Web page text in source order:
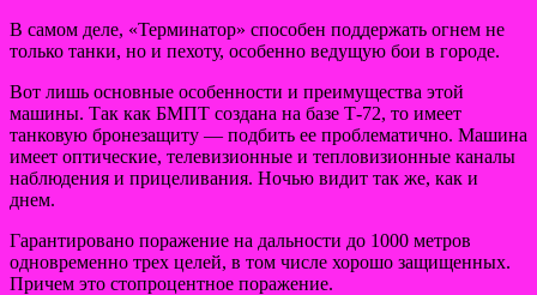
В самом деле, «Терминатор» способен поддержать огнем не
только танки, но и пехоту, особенно ведущую бои в городе.
Вот лишь основные особенности и преимущества этой
машины. Так как БМПТ создана на базе Т-72, то имеет
танковую бронезащиту — подбить ее проблематично. Машина
имеет оптические, телевизионные и тепловизионные каналы
наблюдения и прицеливания. Ночью видит так же, как и
днем.
Гарантировано поражение на дальности до 1000 метров
одновременно трех целей, в том числе хорошо защищенных.
Причем это стопроцентное поражение.